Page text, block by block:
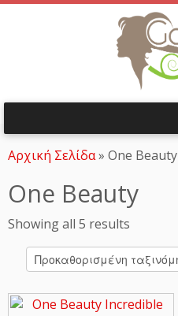
στο
Αρχική Σελίδα» One Beauty
One Beauty
Showing all 5 results